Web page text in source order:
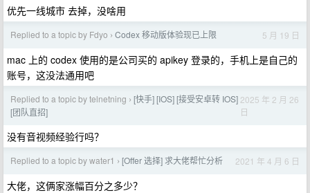
优先一线城市 去掉，没啥用
Replied to a topic by Fdyo › Codex 移动版体验现已上限 5 月 19 日
mac 上的 codex 使用的是公司买的 apikey 登录的，手机上是自己的
账号，这没法通用吧
Replied to a topic by telnetning › [快手] [IOS] [接受安卓转 IOS]
[团队直招]
2025 年 2 月 26
日
没有音视频经验行吗？
Replied to a topic by water1 › [Offer 选择] 求大佬帮忙分析 2021 年 4 月 6 日
大佬，这俩家涨幅百分之多少？